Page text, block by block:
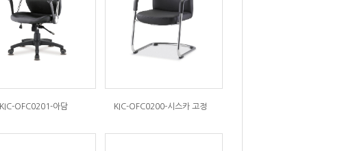
KIC-OFC0201-아담 KIC-OFC0200-시스카 고정